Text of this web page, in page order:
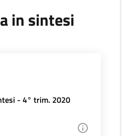
in sintesi
- 4° trim. 2020